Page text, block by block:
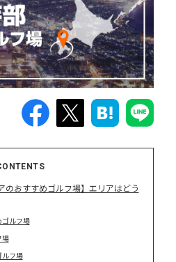
のおすすめゴルフ場】エリアはどう
ゴルフ場
場
ルフ場